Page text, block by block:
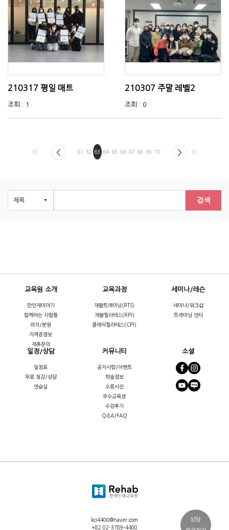
210317 평일 매트
조회 : 1
210307 주말 레벨2
조회 : 0
<< 61 62 63 64 65 66 67 68 69 70 >>
검색
교육원 소개
한인재이야기
함께하는 사람들
위치/분원
자격증정보
제휴문의
교육과정
재활트레이닝(RTS)
재활필라테스(RPI)
클래식필라테스(CPI)
세미나/레슨
세미나/워크샵
트레이닝 센터
일정/상담
일정표
무료 청강/상담
연습실
커뮤니티
공지사항/이벤트
학술정보
수료사진
우수교육생
수강후기
Q&A/FAQ
소셜
kci4400@naver.com
+82 02-3789-4400
상담